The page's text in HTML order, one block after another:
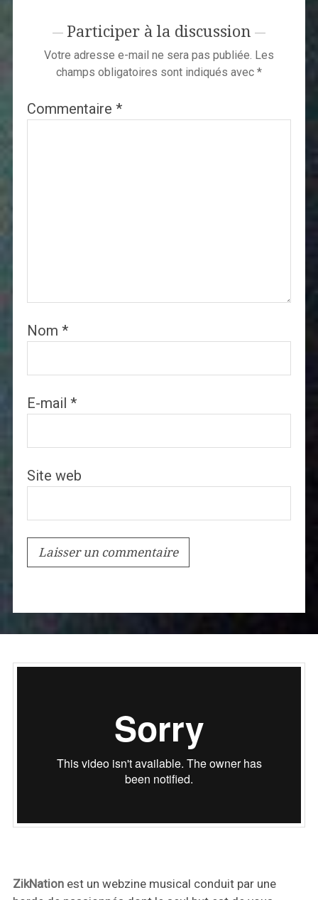
Participer à la discussion
Votre adresse e-mail ne sera pas publiée. Les
champs obligatoires sont indiqués avec *
Commentaire *
Nom *
E-mail *
Site web
ZikNationest un webzine musical conduit par une